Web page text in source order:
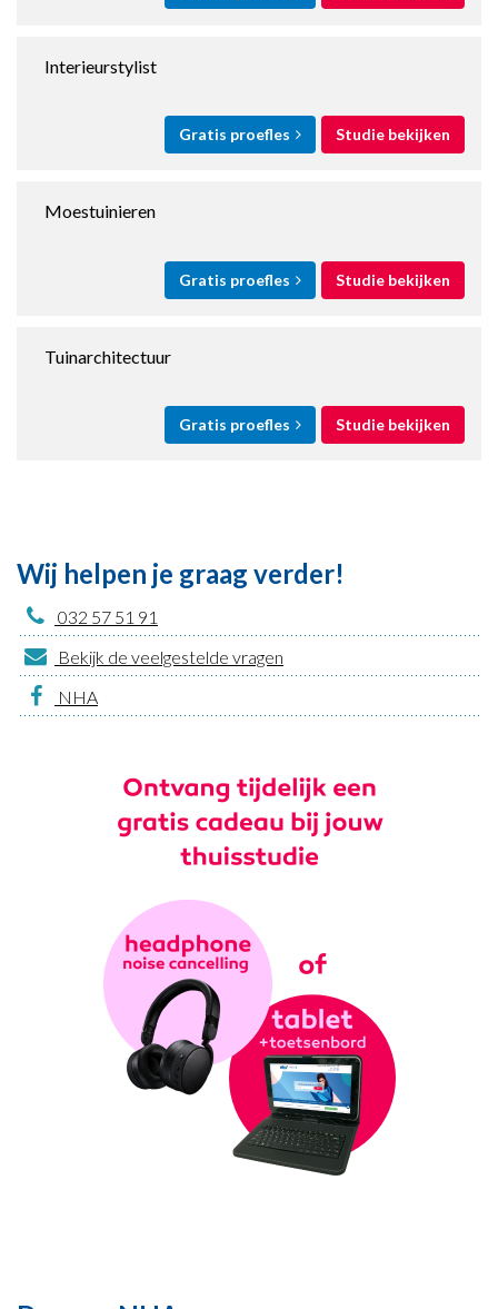
Interieurstylist
Gratis proefles Studie bekijken
Moestuinieren
Gratis proefles Studie bekijken
Tuinarchitectuur
Gratis proefles Studie bekijken
Wij helpen je graag verder!
032 57 51 91
Bekijk de veelgestelde vragen
NHA